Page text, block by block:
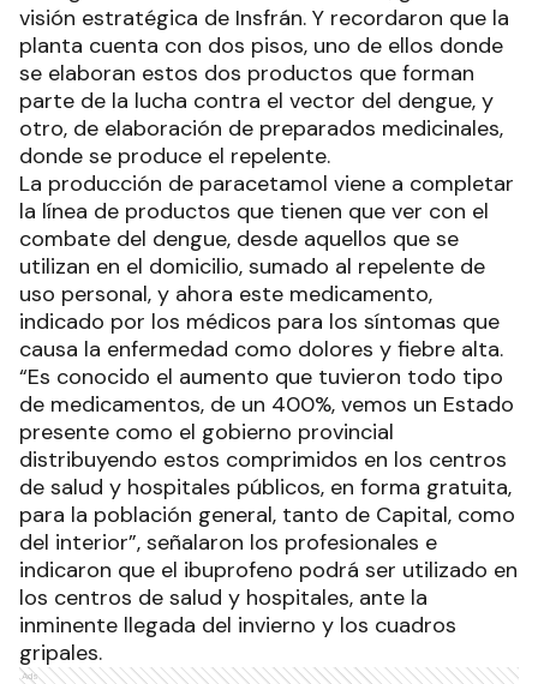
visión estratégica de Insfrán. Y recordaron que la
planta cuenta con dos pisos, uno de ellos donde
se elaboran estos dos productos que forman
parte de la lucha contra el vector del dengue, y
otro, de elaboración de preparados medicinales,
donde se produce el repelente.
La producción de paracetamol viene a completar
la línea de productos que tienen que ver con el
combate del dengue, desde aquellos que se
utilizan en el domicilio, sumado al repelente de
uso personal, y ahora este medicamento,
indicado por los médicos para los síntomas que
causa la enfermedad como dolores y fiebre alta.
“Es conocido el aumento que tuvieron todo tipo
de medicamentos, de un 400%, vemos un Estado
presente como el gobierno provincial
distribuyendo estos comprimidos en los centros
de salud y hospitales públicos, en forma gratuita,
para la población general, tanto de Capital, como
del interior”, señalaron los profesionales e
indicaron que el ibuprofeno podrá ser utilizado en
los centros de salud y hospitales, ante la
inminente llegada del invierno y los cuadros
gripales.
Ads